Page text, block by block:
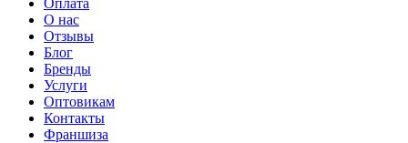
О нас
Отзывы
Блог
Бренды
Услуги
Оптовикам
Контакты
Франшиза